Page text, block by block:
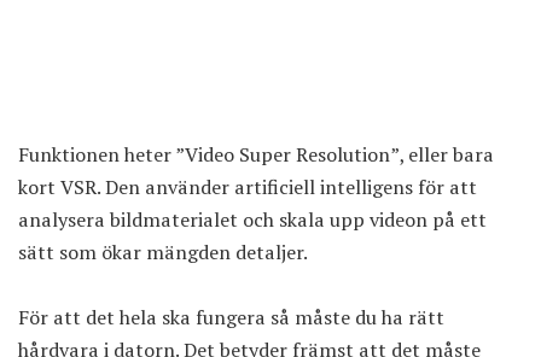
Funktionen heter ”Video Super Resolution”, eller bara
kort VSR. Den använder artificiell intelligens för att
analysera bildmaterialet och skala upp videon på ett
sätt som ökar mängden detaljer.
För att det hela ska fungera så måste du ha rätt
hårdvara i datorn. Det betyder främst att det måste